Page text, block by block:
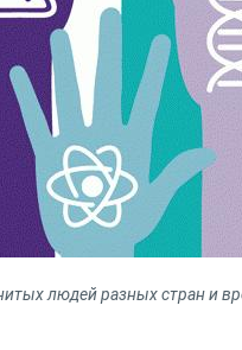
людей разных стран и